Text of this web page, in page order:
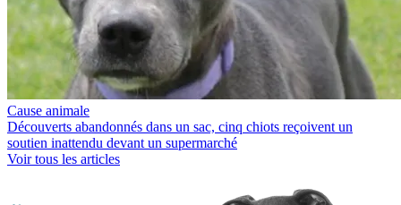
Cause animale
Découverts abandonnés dans un sac, cinq chiots reçoivent un
soutien inattendu devant un supermarché
Voir tous les articles